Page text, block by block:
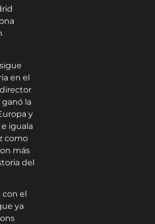
en el
la
y
iguala
como
más
del
el
ya